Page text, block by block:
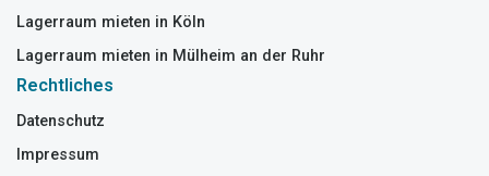
Lagerraum mieten in Köln
Lagerraum mieten in Mülheim an der Ruhr
Rechtliches
Datenschutz
Impressum